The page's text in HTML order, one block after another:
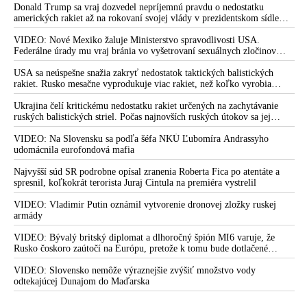
Donald Trump sa vraj dozvedel nepríjemnú pravdu o nedostatku
amerických rakiet až na rokovaní svojej vlády v prezidentskom sídle
Camp David v Marylande, a preto musel odložiť plánované útoky na
Irán. Prezident USA sa pre to údajne pohádal so šéfom Pentagónu, lebo
bol presvedčený o opaku
VIDEO: Nové Mexiko žaluje Ministerstvo spravodlivosti USA.
Federálne úrady mu vraj bránia vo vyšetrovaní sexuálnych zločinov
organizátora pedofilnej siete Jeffreyho Epsteina. Ten mal nariadiť, aby
dve dievčatá zo zahraničia, ktoré boli uškrtené počas drsného
fetišistického sexu, pochovali v blízkosti jeho ranča v tomto americkom
štáte
USA sa neúspešne snažia zakryť nedostatok taktických balistických
rakiet. Rusko mesačne vyprodukuje viac rakiet, než koľko vyrobia
všetci producenti systémov Patriot dohromady
Ukrajina čelí kritickému nedostatku rakiet určených na zachytávanie
ruských balistických striel. Počas najnovších ruských útokov sa jej
nepodarilo zostreliť ani jednu. Volodymyr Zelenskyj sa v zúfalstve snaží
prostredníctvom NATO zabezpečiť ich dodávky
VIDEO: Na Slovensku sa podľa šéfa NKÚ Ľubomíra Andrassyho
udomácnila eurofondová mafia
Najvyšší súd SR podrobne opísal zranenia Roberta Fica po atentáte a
spresnil, koľkokrát terorista Juraj Cintula na premiéra vystrelil
VIDEO: Vladimir Putin oznámil vytvorenie dronovej zložky ruskej
armády
VIDEO: Bývalý britský diplomat a dlhoročný špión MI6 varuje, že
Rusko čoskoro zaútočí na Európu, pretože k tomu bude dotlačené
rovnako, ako bolo dotlačené k invázii na Ukrajinu v roku 2022.
Zelenskyj medzitým v Kyjeve naliehal na zhromaždených diplomatov,
aby vo svete zháňali energie pre Ukrajinu na zimu. Putin vraj bude
VIDEO: Slovensko nemôže výraznejšie zvýšiť množstvo vody
odtekajúcej Dunajom do Maďarska